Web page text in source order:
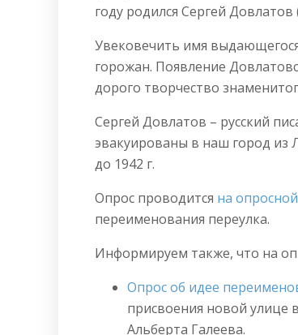
году родился Сергей Довлатов
Увековечить имя
горожан. Появление
дорого творчество
Сергей Довлатов – русский
эвакуированы в наш город из
до 1942 г.
Опрос проводится на
переименования переулка.
Информируем также, что на
Опрос об идее
присвоения новой улице
Альберта Галеева.